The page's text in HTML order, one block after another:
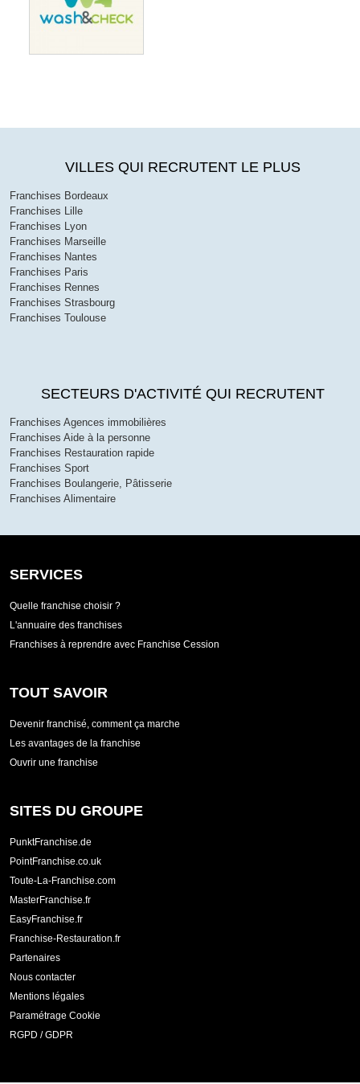
VILLES QUI RECRUTENT LE PLUS
Franchises Bordeaux
Franchises Lille
Franchises Lyon
Franchises Marseille
Franchises Nantes
Franchises Paris
Franchises Rennes
Franchises Strasbourg
Franchises Toulouse
SECTEURS D'ACTIVITÉ QUI RECRUTENT
Franchises Agences immobilières
Franchises Aide à la personne
Franchises Restauration rapide
Franchises Sport
Franchises Boulangerie, Pâtisserie
Franchises Alimentaire
SERVICES
Quelle franchise choisir ?
L'annuaire des franchises
Franchises à reprendre avec Franchise Cession
TOUT SAVOIR
Devenir franchisé, comment ça marche
Les avantages de la franchise
Ouvrir une franchise
SITES DU GROUPE
PunktFranchise.de
PointFranchise.co.uk
Toute-La-Franchise.com
MasterFranchise.fr
EasyFranchise.fr
Franchise-Restauration.fr
Partenaires
Nous contacter
Mentions légales
Paramétrage Cookie
RGPD / GDPR